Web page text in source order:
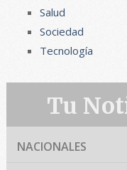
Salud
Sociedad
Tecnología
Tu
NACIONALES